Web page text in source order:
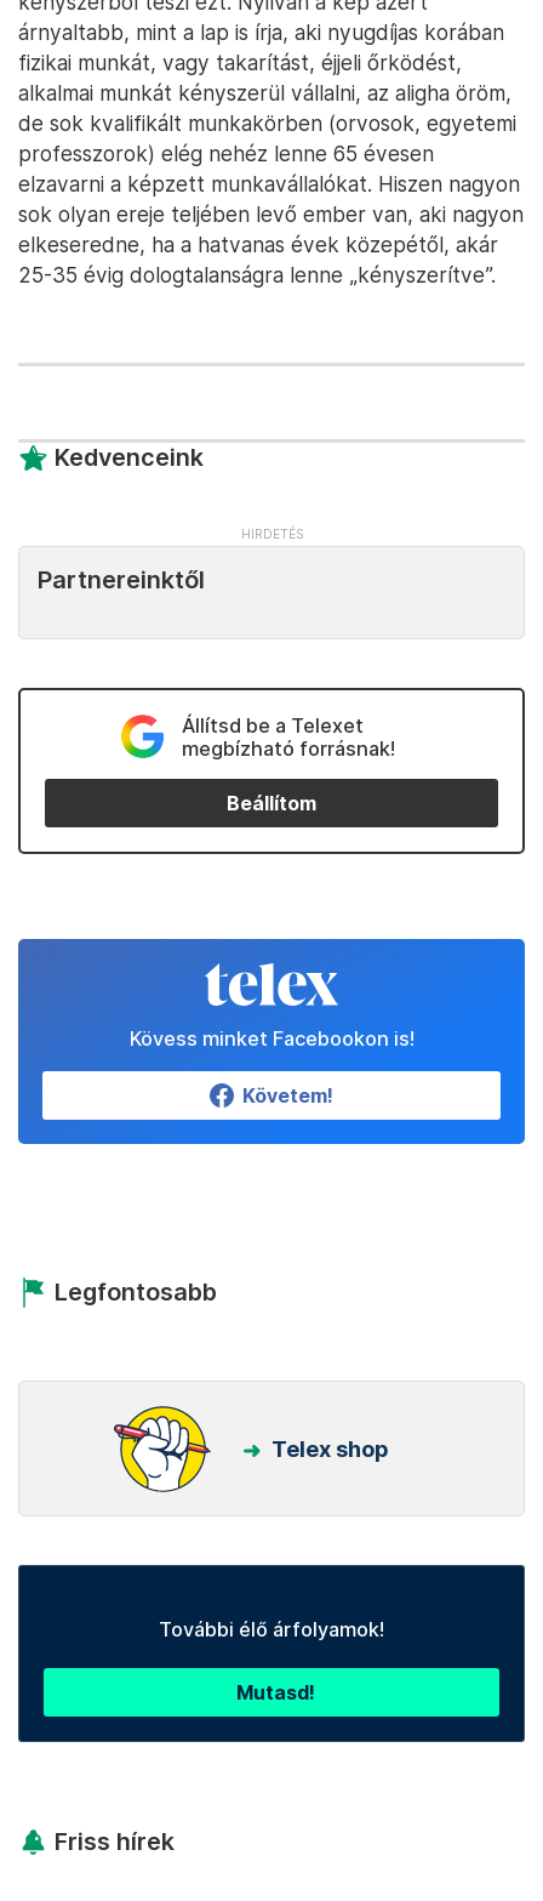
árnyaltabb, mint a lap is írja, aki nyugdíjas korában
fizikai munkát, vagy takarítást, éjjeli őrködést,
alkalmai munkát kényszerül vállalni, az aligha öröm,
de sok kvalifikált munkakörben (orvosok, egyetemi
professzorok) elég nehéz lenne 65 évesen
elzavarni a képzett munkavállalókat. Hiszen nagyon
sok olyan ereje teljében levő ember van, aki nagyon
elkeseredne, ha a hatvanas évek közepétől, akár
25-35 évig dologtalanságra lenne „kényszerítve”.
Kedvenceink
Partnereinktől
Állítsd be a Telexet
megbízható forrásnak!
Beállítom
Kövess minket Facebookon is!
Követem!
Legfontosabb
Telex shop
További élő árfolyamok!
Mutasd!
Friss hírek